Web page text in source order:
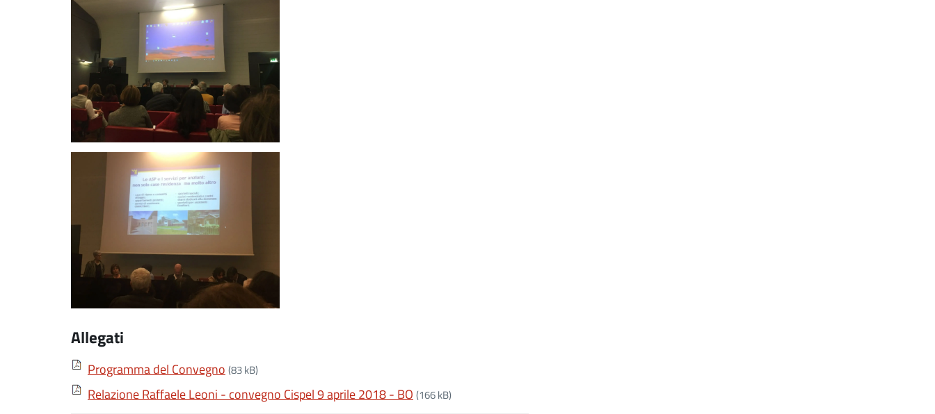
Allegati
Programma del Convegno (83 kB)
Relazione Raffaele Leoni - convegno Cispel 9 aprile 2018 - BO (166 kB)